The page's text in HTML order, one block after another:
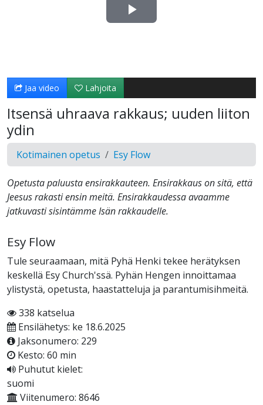
Toista
Jaa video Lahjoita
Itsensä uhraava rakkaus; uuden liiton
ydin
Kotimainen opetus Esy Flow
Opetusta paluusta ensirakkauteen. Ensirakkaus on sitä, että
Jeesus rakasti ensin meitä. Ensirakkaudessa avaamme
jatkuvasti sisintämme Isän rakkaudelle.
Esy Flow
Tule seuraamaan, mitä Pyhä Henki tekee herätyksen
keskellä Esy Church'ssä. Pyhän Hengen innoittamaa
ylistystä, opetusta, haastatteluja ja parantumisihmeitä.
338 katselua
Ensilähetys: ke 18.6.2025
Jaksonumero: 229
Kesto: 60 min
Puhutut kielet:
suomi
Viitenumero: 8646